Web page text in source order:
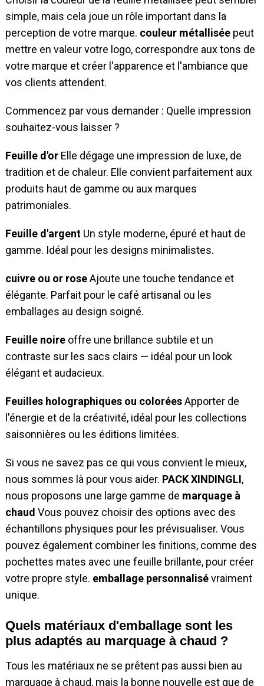
simple, mais cela joue un rôle important dans la
perception de votre marque. couleur métalliséepeut
mettre en valeur votre logo, correspondre aux tons de
votre marque et créer l'apparence et l'ambiance que
vos clients attendent.
Commencez par vous demander : Quelle impression
souhaitez-vous laisser ?
Feuille d'orElle dégage une impression de luxe, de
tradition et de chaleur. Elle convient parfaitement aux
produits haut de gamme ou aux marques
patrimoniales.
Feuille d'argentUn style moderne, épuré et haut de
gamme. Idéal pour les designs minimalistes.
cuivre ou or roseAjoute une touche tendance et
élégante. Parfait pour le café artisanal ou les
emballages au design soigné.
Feuille noireoffre une brillance subtile et un
contraste sur les sacs clairs — idéal pour un look
élégant et audacieux.
Feuilles holographiques ou coloréesApporter de
l'énergie et de la créativité, idéal pour les collections
saisonnières ou les éditions limitées.
Si vous ne savez pas ce qui vous convient le mieux,
nous sommes là pour vous aider. PACK XINDINGLI,
nous proposons une large gamme de marquage à
chaud Vous pouvez choisir des options avec des
échantillons physiques pour les prévisualiser. Vous
pouvez également combiner les finitions, comme des
pochettes mates avec une feuille brillante, pour créer
votre propre style. emballage personnalisévraiment
unique.
Quels matériaux d'emballage sont les
plus adaptés au marquage à chaud ?
Tous les matériaux ne se prêtent pas aussi bien au
marquage à chaud, mais la bonne nouvelle est que de